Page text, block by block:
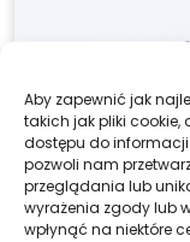
Aby zapewnić jak
takich jak pliki
dostępu do
pozwoli nam
przeglądania lub
wyrażenia zgody lub
wpłynąć na niektóre